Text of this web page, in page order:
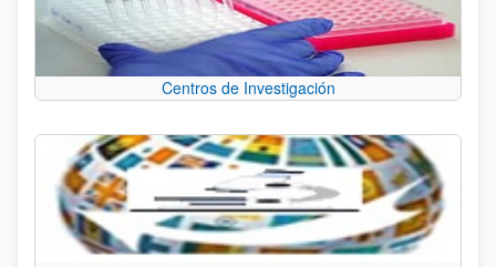
Centros de Investigación